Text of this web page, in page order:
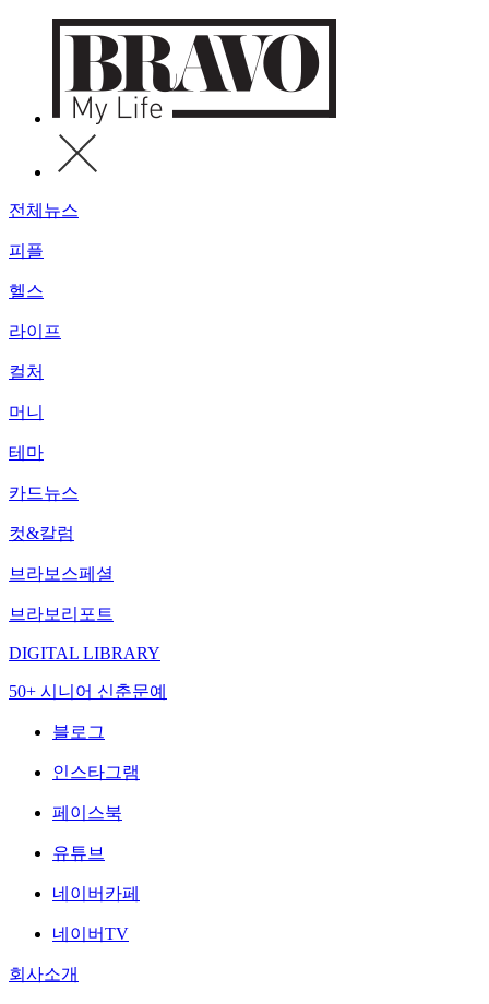
전체뉴스
피플
헬스
라이프
컬처
머니
테마
카드뉴스
컷&칼럼
브라보스페셜
브라보리포트
DIGITAL LIBRARY
50+ 시니어 신춘문예
블로그
인스타그램
페이스북
유튜브
네이버카페
네이버TV
회사소개